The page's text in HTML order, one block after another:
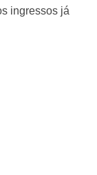
ingressos já